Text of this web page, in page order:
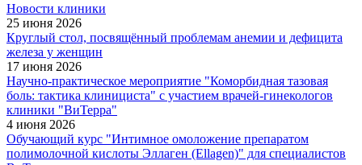
Новости клиники
25 июня 2026
Круглый стол, посвящённый проблемам анемии и дефицита
железа у женщин
17 июня 2026
Научно-практическое мероприятие "Коморбидная тазовая
боль: тактика клинициста" с участием врачей-гинекологов
клиники "ВиТерра"
4 июня 2026
Обучающий курс "Интимное омоложение препаратом
полимолочной кислоты Эллаген (Ellagen)" для специалистов